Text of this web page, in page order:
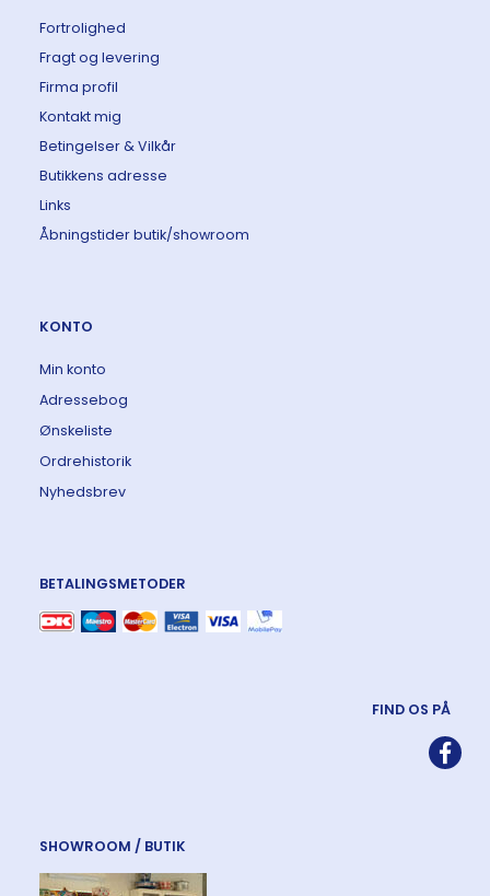
Fortrolighed
Fragt og levering
Firma profil
Kontakt mig
Betingelser & Vilkår
Butikkens adresse
Links
Åbningstider butik/showroom
KONTO
Min konto
Adressebog
Ønskeliste
Ordrehistorik
Nyhedsbrev
BETALINGSMETODER
FIND OS PÅ
SHOWROOM / BUTIK